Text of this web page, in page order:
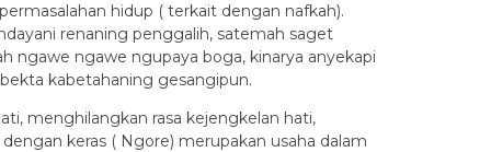
hidup ( terkait dengan nafkah).
renaning penggalih, satemah saget
ngawe ngawe ngupaya boga, kinarya anyekapi
kabetahaning gesangipun.
menghilangkan rasa kejengkelan hati,
keras ( Ngore) merupakan usaha dalam